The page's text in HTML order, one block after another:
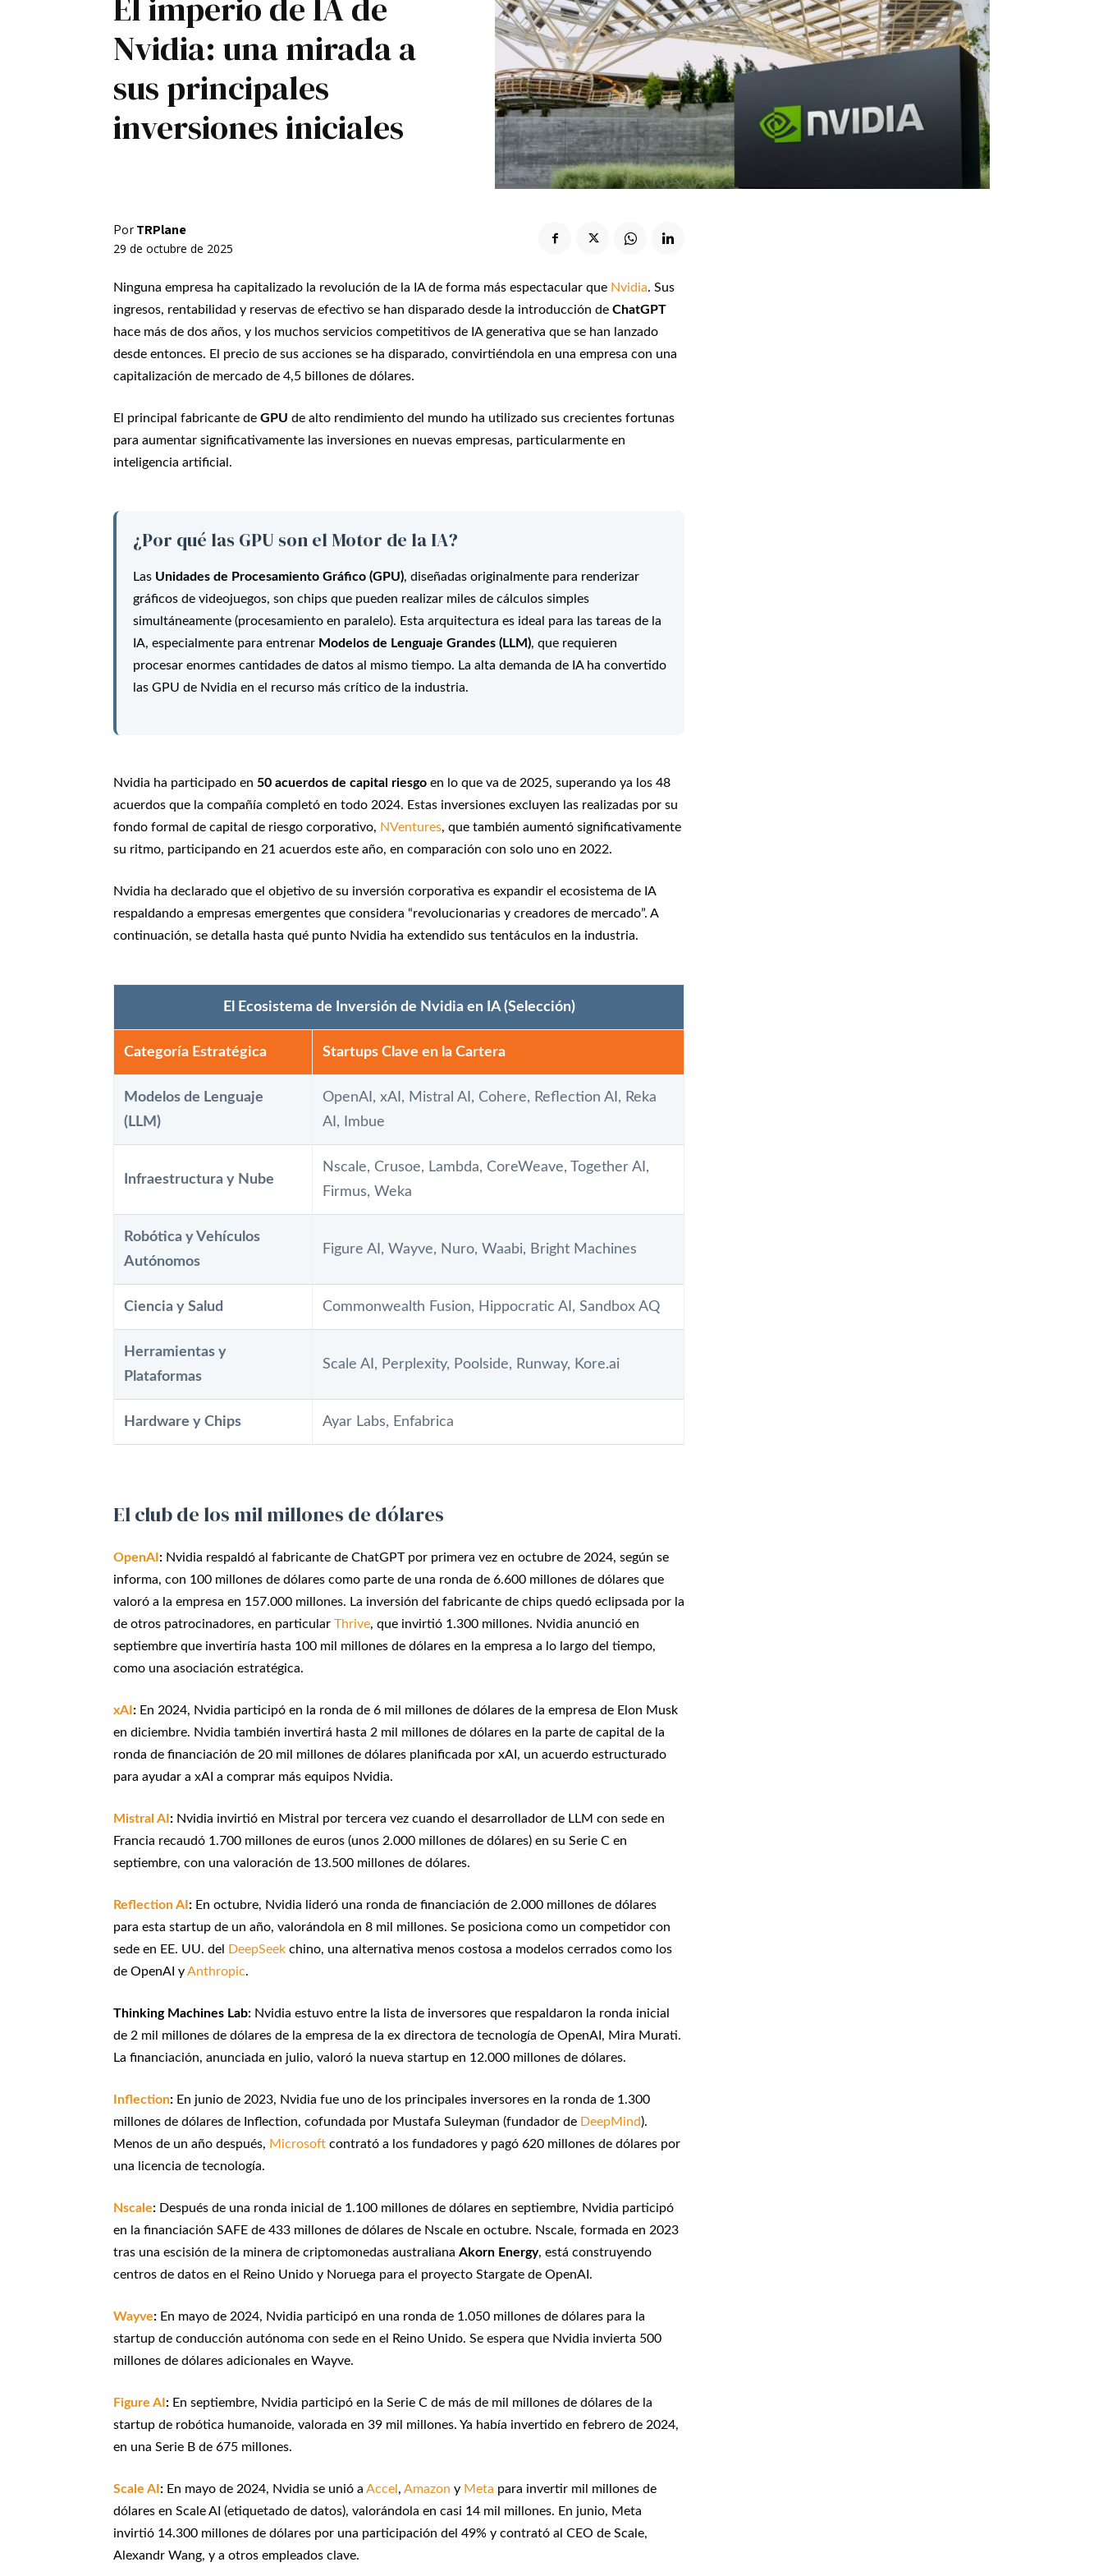
Registro / Entrar Suscribir
Contacto
El imperio de IA de
Nvidia: una mirada a
sus principales
inversiones iniciales
PorTRPlane
29 de octubre de 2025
Ninguna empresa ha capitalizado la revolución de la IA de forma más espectacular que Nvidia. Sus
ingresos, rentabilidad y reservas de efectivo se han disparado desde la introducción de ChatGPT
hace más de dos años, y los muchos servicios competitivos de IA generativa que se han lanzado
desde entonces. El precio de sus acciones se ha disparado, convirtiéndola en una empresa con una
capitalización de mercado de 4,5 billones de dólares.
El principal fabricante de GPU de alto rendimiento del mundo ha utilizado sus crecientes fortunas
para aumentar significativamente las inversiones en nuevas empresas, particularmente en
inteligencia artificial.
¿Por qué las GPU son el Motor de la IA?
Las Unidades de Procesamiento Gráfico (GPU), diseñadas originalmente para renderizar
gráficos de videojuegos, son chips que pueden realizar miles de cálculos simples
simultáneamente (procesamiento en paralelo). Esta arquitectura es ideal para las tareas de la
IA, especialmente para entrenar Modelos de Lenguaje Grandes (LLM), que requieren
procesar enormes cantidades de datos al mismo tiempo. La alta demanda de IA ha convertido
las GPU de Nvidia en el recurso más crítico de la industria.
Nvidia ha participado en 50 acuerdos de capital riesgo en lo que va de 2025, superando ya los 48
acuerdos que la compañía completó en todo 2024. Estas inversiones excluyen las realizadas por su
fondo formal de capital de riesgo corporativo, NVentures, que también aumentó significativamente
su ritmo, participando en 21 acuerdos este año, en comparación con solo uno en 2022.
Nvidia ha declarado que el objetivo de su inversión corporativa es expandir el ecosistema de IA
respaldando a empresas emergentes que considera “revolucionarias y creadores de mercado”. A
continuación, se detalla hasta qué punto Nvidia ha extendido sus tentáculos en la industria.
El Ecosistema de Inversión de Nvidia en IA (Selección)
Categoría Estratégica Startups Clave en la Cartera
Modelos de Lenguaje
(LLM)
OpenAI, xAI, Mistral AI, Cohere, Reflection AI, Reka
AI, Imbue
Infraestructura y Nube
Nscale, Crusoe, Lambda, CoreWeave, Together AI,
Firmus, Weka
Robótica y Vehículos
Autónomos
Figure AI, Wayve, Nuro, Waabi, Bright Machines
Ciencia y Salud Commonwealth Fusion, Hippocratic AI, Sandbox AQ
Herramientas y
Plataformas
Scale AI, Perplexity, Poolside, Runway, Kore.ai
Hardware y Chips Ayar Labs, Enfabrica
El club de los mil millones de dólares
OpenAI : Nvidia respaldó al fabricante de ChatGPT por primera vez en octubre de 2024, según se
informa, con 100 millones de dólares como parte de una ronda de 6.600 millones de dólares que
valoró a la empresa en 157.000 millones. La inversión del fabricante de chips quedó eclipsada por la
de otros patrocinadores, en particular Thrive, que invirtió 1.300 millones. Nvidia anunció en
septiembre que invertiría hasta 100 mil millones de dólares en la empresa a lo largo del tiempo,
como una asociación estratégica.
xAI : En 2024, Nvidia participó en la ronda de 6 mil millones de dólares de la empresa de Elon Musk
en diciembre. Nvidia también invertirá hasta 2 mil millones de dólares en la parte de capital de la
ronda de financiación de 20 mil millones de dólares planificada por xAI, un acuerdo estructurado
para ayudar a xAI a comprar más equipos Nvidia.
Mistral AI : Nvidia invirtió en Mistral por tercera vez cuando el desarrollador de LLM con sede en
Francia recaudó 1.700 millones de euros (unos 2.000 millones de dólares) en su Serie C en
septiembre, con una valoración de 13.500 millones de dólares.
Reflection AI : En octubre, Nvidia lideró una ronda de financiación de 2.000 millones de dólares
para esta startup de un año, valorándola en 8 mil millones. Se posiciona como un competidor con
sede en EE. UU. del
DeepSeek chino, una alternativa menos costosa a modelos cerrados como los
de OpenAI yAnthropic.
Thinking Machines Lab: Nvidia estuvo entre la lista de inversores que respaldaron la ronda inicial
de 2 mil millones de dólares de la empresa de la ex directora de tecnología de OpenAI, Mira Murati.
La financiación, anunciada en julio, valoró la nueva startup en 12.000 millones de dólares.
Inflection: En junio de 2023, Nvidia fue uno de los principales inversores en la ronda de 1.300
millones de dólares de Inflection, cofundada por Mustafa Suleyman (fundador de DeepMind).
Menos de un año después, Microsoft contrató a los fundadores y pagó 620 millones de dólares por
una licencia de tecnología.
Nscale: Después de una ronda inicial de 1.100 millones de dólares en septiembre, Nvidia participó
en la financiación SAFE de 433 millones de dólares de Nscale en octubre. Nscale, formada en 2023
tras una escisión de la minera de criptomonedas australiana Akorn Energy, está construyendo
centros de datos en el Reino Unido y Noruega para el proyecto Stargate de OpenAI.
Wayve: En mayo de 2024, Nvidia participó en una ronda de 1.050 millones de dólares para la
startup de conducción autónoma con sede en el Reino Unido. Se espera que Nvidia invierta 500
millones de dólares adicionales en Wayve.
Figure AI : En septiembre, Nvidia participó en la Serie C de más de mil millones de dólares de la
startup de robótica humanoide, valorada en 39 mil millones. Ya había invertido en febrero de 2024,
en una Serie B de 675 millones.
Scale AI : En mayo de 2024, Nvidia se unió a Accel , Amazon y Meta para invertir mil millones de
dólares en Scale AI (etiquetado de datos), valorándola en casi 14 mil millones. En junio, Meta
invirtió 14.300 millones de dólares por una participación del 49% y contrató al CEO de Scale,
Alexandr Wang, y a otros empleados clave.